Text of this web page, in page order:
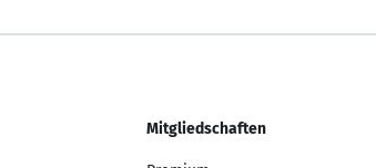
Mitgliedschaften